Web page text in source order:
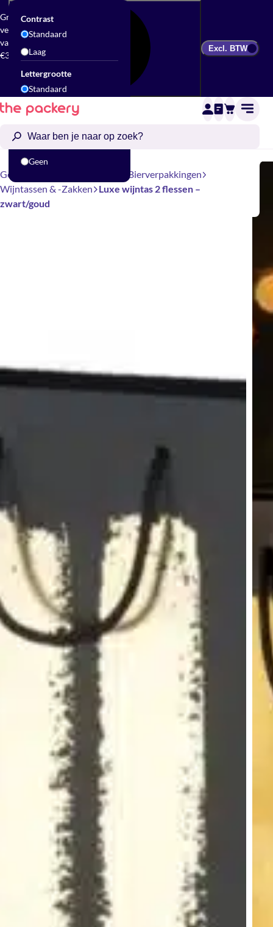
Gratis
verzending
vanaf
€300
Contrast
Standaard
Laag
Lettergrootte
Standaard
Groot
Geen
Excl. BTW
Geschenkverpakking
Wijn- & Bierverpakkingen
Wijntassen & -Zakken
Luxe wijntas 2 flessen –
zwart/goud